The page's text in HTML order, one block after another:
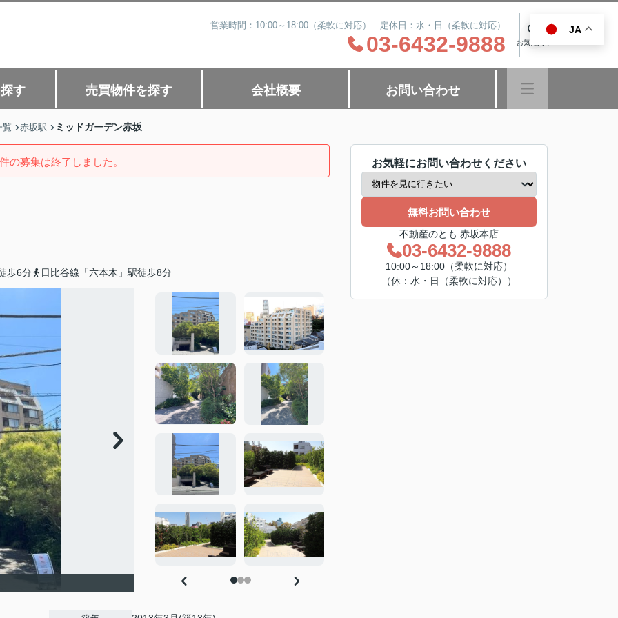
営業時間：10:00～18:00（柔軟に対応） 定休日：水・日（柔軟に対応）
03-6432-9888 お気に入り
す 売買物件を探す 会社概要 お問い合わせ
覧 赤坂駅 ミッドガーデン赤坂
の募集は終了しました。
歩6分 日比谷線「六本木」駅徒歩8分
お気軽にお問い合わせください
無料お問い合わせ
不動産のとも 赤坂本店
03-6432-9888
10:00～18:00（柔軟に対応）
（休：水・日（柔軟に対応））
JA